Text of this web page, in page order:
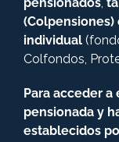
individual
Colfondos,
Para acceder
pensionada y
establecidos